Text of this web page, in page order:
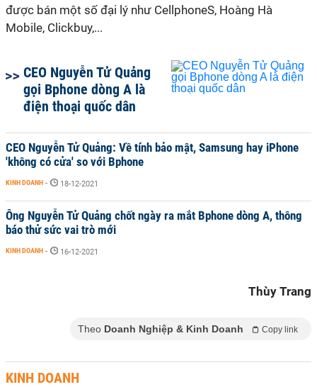
được bán một số đại lý như CellphoneS, Hoàng Hà
Mobile, Clickbuy,...
CEO Nguyễn Tử Quảng
gọi Bphone dòng A là
điện thoại quốc dân
CEO Nguyễn Tử Quảng: Về tính bảo mật, Samsung hay iPhone
'không có cửa' so với Bphone
KINH DOANH - 18-12-2021
Ông Nguyễn Tử Quảng chốt ngày ra mắt Bphone dòng A, thông
báo thử sức vai trò mới
KINH DOANH - 16-12-2021
Thùy Trang
Theo Doanh Nghiệp & Kinh Doanh Copy link
KINH DOANH